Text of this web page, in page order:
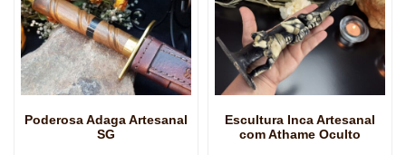
Poderosa Adaga Artesanal
SG
Escultura Inca Artesanal
com Athame Oculto